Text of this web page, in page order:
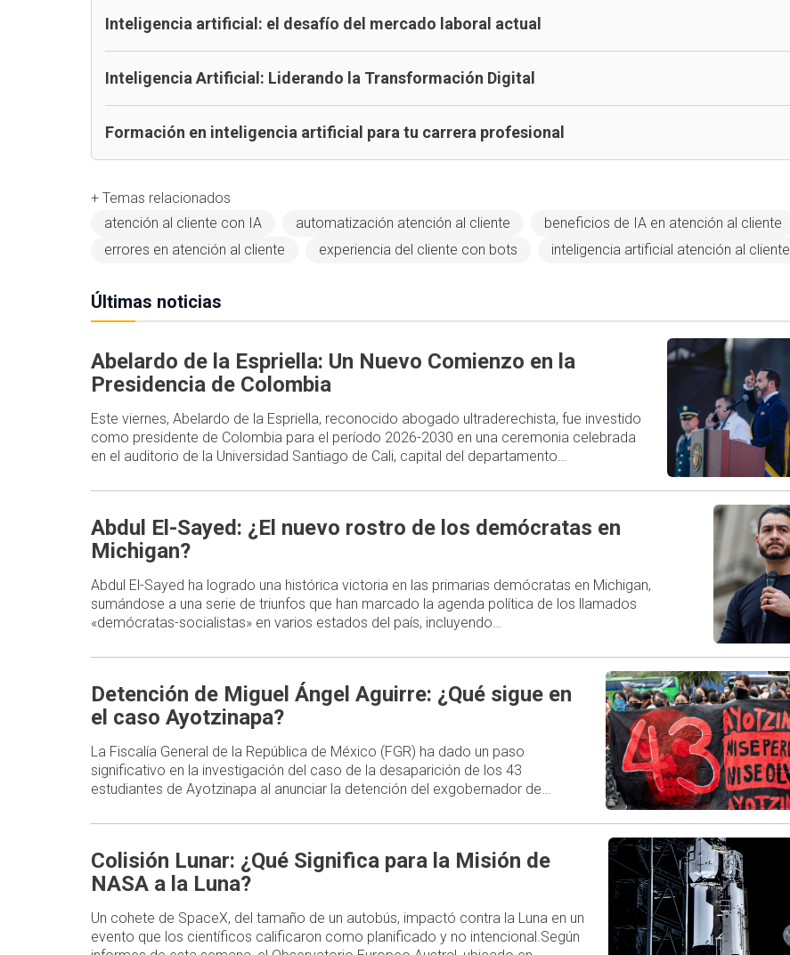
Inteligencia artificial: el desafío del mercado laboral actual
Inteligencia Artificial: Liderando la Transformación Digital
Formación en inteligencia artificial para tu carrera profesional
+ Temas relacionados
atención al cliente con IA
automatización atención al cliente
beneficios de IA en atención al cliente
errores en atención al cliente
experiencia del cliente con bots inteligencia artificial atención al cliente
Últimas noticias
Abelardo de la Espriella: Un Nuevo Comienzo en la
Presidencia de Colombia
Este viernes, Abelardo de la Espriella, reconocido abogado ultraderechista, fue investido
como presidente de Colombia para el período 2026-2030 en una ceremonia celebrada
en el auditorio de la Universidad Santiago de Cali, capital del departamento…
Abdul El-Sayed: ¿El nuevo rostro de los demócratas en
Michigan?
Abdul El-Sayed ha logrado una histórica victoria en las primarias demócratas en Michigan,
sumándose a una serie de triunfos que han marcado la agenda política de los llamados
«demócratas-socialistas» en varios estados del país, incluyendo…
Detención de Miguel Ángel Aguirre: ¿Qué sigue en
el caso Ayotzinapa?
La Fiscalía General de la República de México (FGR) ha dado un paso
significativo en la investigación del caso de la desaparición de los 43
estudiantes de Ayotzinapa al anunciar la detención del exgobernador de…
Colisión Lunar: ¿Qué Significa para la Misión de
NASA a la Luna?
Un cohete de SpaceX, del tamaño de un autobús, impactó contra la Luna en un
evento que los científicos calificaron como planificado y no intencional.Según